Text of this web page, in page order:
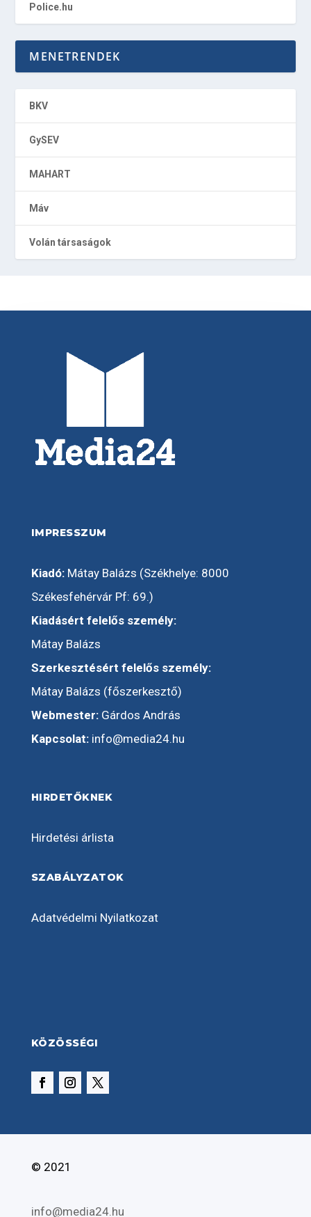
Police.hu
MENETRENDEK
BKV
GySEV
MAHART
Máv
Volán társaságok
IMPRESSZUM
Kiadó:Mátay Balázs (Székhelye: 8000
Székesfehérvár Pf: 69.)
Kiadásért felelős személy:
Mátay Balázs
Szerkesztésért felelős személy:
Mátay Balázs (főszerkesztő)
Webmester:Gárdos András
Kapcsolat: info@media24.hu
HIRDETŐKNEK
Hirdetési árlista
SZABÁLYZATOK
Adatvédelmi Nyilatkozat
KÖZÖSSÉGI
© 2021
info@media24.hu